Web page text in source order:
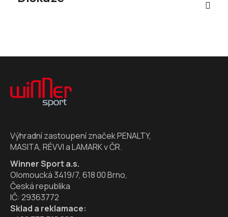
Z
Výhradní zastoupení značek PENALTY,
MASITA, RÉVVI a LAMARK v ČR.
Winner Sport a.s.
Olomoucká 3419/7, 618 00 Brno,
Česká republika
IČ: 29363772
Sklad a reklamace: